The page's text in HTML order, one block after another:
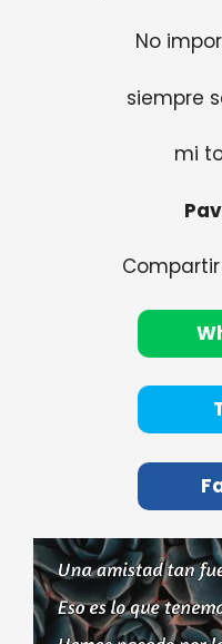
No
siempre
mi